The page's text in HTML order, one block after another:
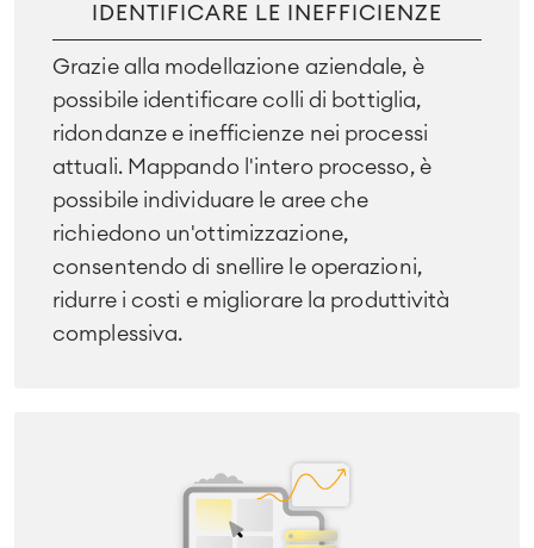
IDENTIFICARE LE INEFFICIENZE
Grazie alla modellazione aziendale, è
possibile identificare colli di bottiglia,
ridondanze e inefficienze nei processi
attuali. Mappando l'intero processo, è
possibile individuare le aree che
richiedono un'ottimizzazione,
consentendo di snellire le operazioni,
ridurre i costi e migliorare la produttività
complessiva.